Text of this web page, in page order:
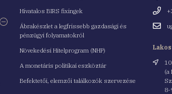
Hivatalos BIRS fixingek
Ábrakészlet a legfrissebb gazdasági és
pénzügyi folyamatokról
Növekedési Hitelprogram (NHP)
A monetáris politikai eszköztár
Befektetői, elemzői találkozók szervezése
Email
Cím
(a
8-